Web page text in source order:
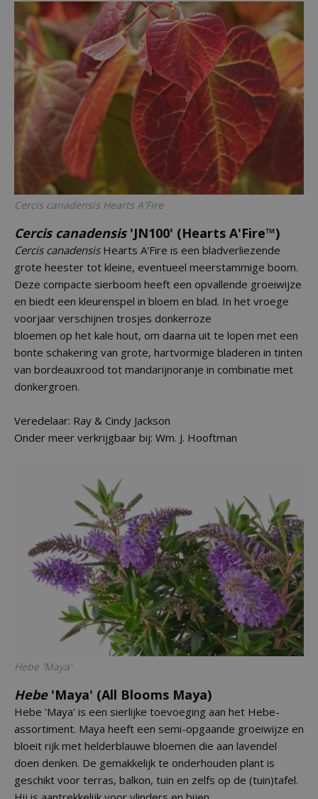
Cercis canadensis Hearts A'Fire
Cercis canadensis'JN100' (Hearts A'Fire™)
Cercis canadensisHearts A'Fire is een bladverliezende
grote heester tot kleine, eventueel meerstammige boom.
Deze compacte sierboom heeft een opvallende groeiwijze
en biedt een kleurenspel in bloem en blad. In het vroege
voorjaar verschijnen trosjes donkerroze
bloemen op het kale hout, om daarna uit te lopen met een
bonte schakering van grote, hartvormige bladeren in tinten
van bordeauxrood tot mandarijnoranje in combinatie met
donkergroen.
Veredelaar: Ray & Cindy Jackson
Onder meer verkrijgbaar bij: Wm. J. Hooftman
Hebe 'Maya'
Hebe'Maya' (All Blooms Maya)
Hebe 'Maya' is een sierlijke toevoeging aan het Hebe-
assortiment. Maya heeft een semi-opgaande groeiwijze en
bloeit rijk met helderblauwe bloemen die aan lavendel
doen denken. De gemakkelijk te onderhouden plant is
geschikt voor terras, balkon, tuin en zelfs op de (tuin)tafel.